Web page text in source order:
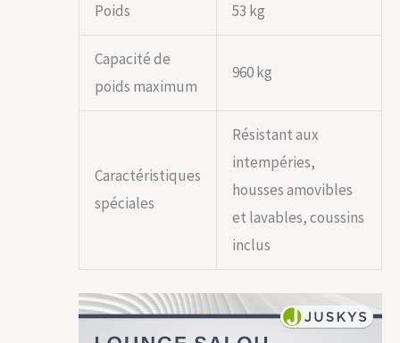
Poids 53 kg
Capacité de
poids maximum
960 kg
Caractéristiques
spéciales
Résistant aux
intempéries,
housses amovibles
et lavables, coussins
inclus